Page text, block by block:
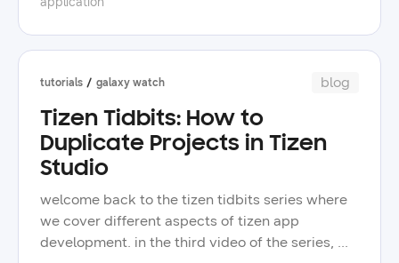
인 시험에서 부정행위를 적발할 수 있습니다. 얼굴
을 뜻하고, 자주색 선은 시선의 방향을 뜻하며, 이를
게 됩니다. 아울러 얼굴뿐만 아니라 신체의 뼈대를
객체 요소로 추출하여 손을 감추는 행위 등을 의심
행위로 간주할 수 있습니다. 이러한 분석 정보는 시
험이 끝난 후 개최자에게 리포트 형식으로 제공됩
니다. 삼성전자의 오픈소스 그룹에서 근무하는 홍
문기 프로는 매터(matter)의 오픈소스 프로젝트 리
더입니다. 매터란 csa 내 삼성을 포함한 다양한 기
업이 협업하여 구축하고 있는 스마트홈 연동 표준
tuned for more web and .net app development
for the galaxy watch, and don’t forget to visit
our developer portal to learn more about
samsung technologies.
tutorials galaxy watch blog
Tizen Tidbits: How to
Duplicate Projects in Tizen
Studio
welcome back to the tizen tidbits series where
we cover different aspects of tizen app
development. in the third video of the series, we